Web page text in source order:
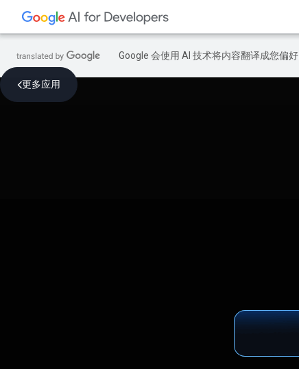
Google 会使用 AI 技术将内容翻译成您偏
更多应用